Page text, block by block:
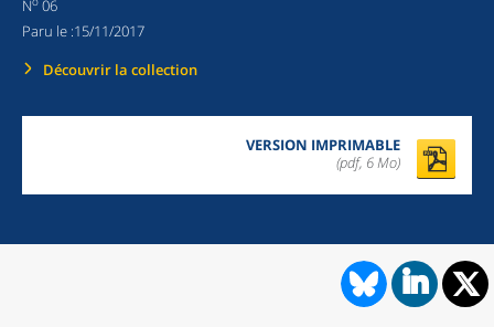
N 06
Paru le :15/11/2017
Découvrir la collection
VERSION IMPRIMABLE
(pdf, 6 Mo)